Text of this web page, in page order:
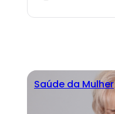
Saúde da Mulher